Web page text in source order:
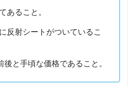
あること。
反射シートがついているこ
と手頃な価格であること。